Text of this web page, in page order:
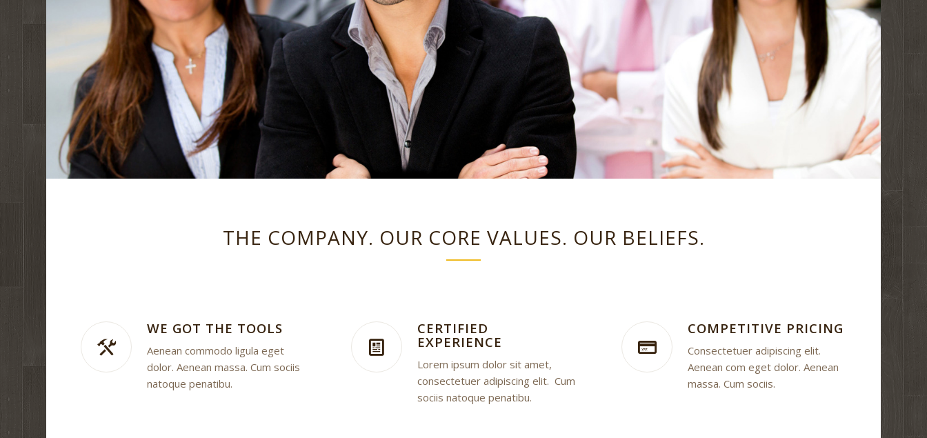
THE COMPANY. OUR CORE VALUES. OUR BELIEFS.
WE GOT THE TOOLS
Aenean commodo ligula eget
dolor. Aenean massa. Cum sociis
natoque penatibu.
CERTIFIED
EXPERIENCE
Lorem ipsum dolor sit amet,
consectetuer adipiscing elit. Cum
sociis natoque penatibu.
COMPETITIVE PRICING
Consectetuer adipiscing elit.
Aenean com eget dolor. Aenean
massa. Cum sociis.